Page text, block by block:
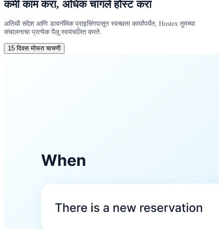
कमी काम करा, अधिक चांगले होस्ट करा
अतिथी संदेश आणि डायनॅमिक प्राइसिंगपासून स्वच्छता कार्यांपर्यंत, Hostex तुमच्या
संचालनाचा प्रत्येक पैलू स्वयंचलित करते.
15 दिवस मोफत चाचणी